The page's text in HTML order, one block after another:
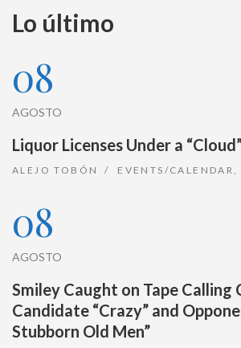
Lo último
08
AGOSTO
Liquor Licenses Under a
ALEJO TOBÓN EVENTS/CALENDAR
08
AGOSTO
Smiley Caught on Tape Calling
Candidate “Crazy” and
Stubborn Old Men”